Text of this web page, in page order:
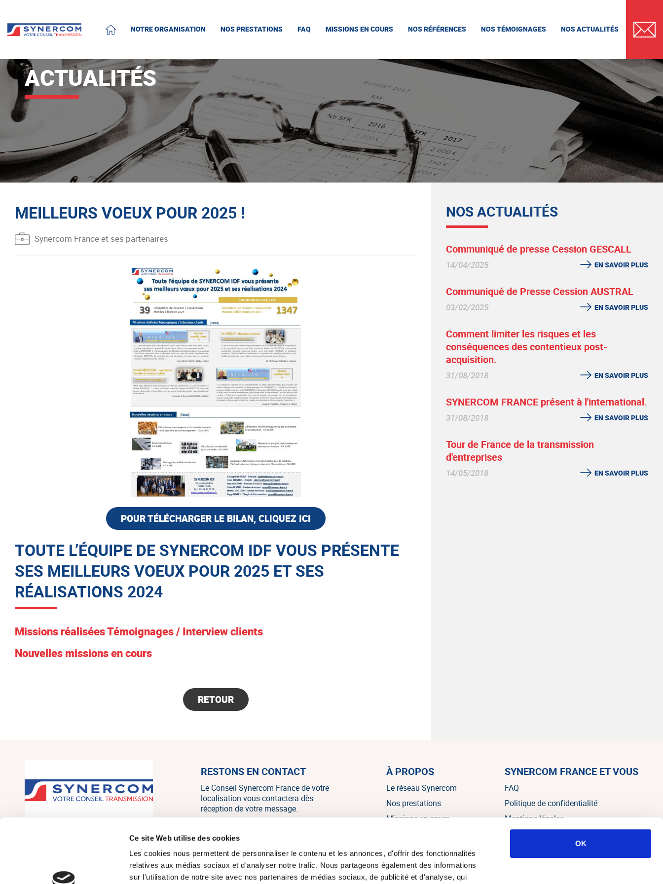
Ce site Web utilise des cookies
Les cookies nous permettent de personnaliser le contenu et les annonces, d'offrir des fonctionnalités
relatives aux médias sociaux et d'analyser notre trafic. Nous partageons également des informations
sur l'utilisation de notre site avec nos partenaires de médias sociaux, de publicité et d'analyse, qui
OK
ACCUEIL
NOTRE ORGANISATION NOS PRESTATIONS FAQ MISSIONS EN COURS NOS RÉFÉRENCES NOS TÉMOIGNAGES NOS ACTUALITÉS
ACTUALITÉS
MEILLEURS VOEUX POUR 2025 !
Synercom France et ses partenaires
POUR TÉLÉCHARGER LE BILAN, CLIQUEZ ICI
TOUTE L’ÉQUIPE DE SYNERCOM IDF VOUS PRÉSENTE
SES MEILLEURS VOEUX POUR 2025 ET SES
RÉALISATIONS 2024
Missions réalisées Témoignages / Interview clients
Nouvelles missions en cours
RETOUR
NOS ACTUALITÉS
Communiqué de presse Cession GESCALL
14/04/2025 EN SAVOIR PLUS
Communiqué de Presse Cession AUSTRAL
03/02/2025 EN SAVOIR PLUS
Comment limiter les risques et les
conséquences des contentieux post-
acquisition.
31/08/2018 EN SAVOIR PLUS
SYNERCOM FRANCE présent à l'international.
31/08/2018 EN SAVOIR PLUS
Tour de France de la transmission
d'entreprises
14/05/2018 EN SAVOIR PLUS
SYNERCOM France est un réseau
transmission, cession et acquisition
associés, consultants et salariés sur
RESTONS EN CONTACT
Le Conseil Synercom France de votre
localisation vous contactera dès
réception de votre message.
NOUS CONTACTER
À PROPOS
Le réseau Synercom
Nos prestations
Missions en cours
Nos témoignages
Nos actualités
SYNERCOM FRANCE ET VOUS
FAQ
Politique de confidentialité
Mentions légales